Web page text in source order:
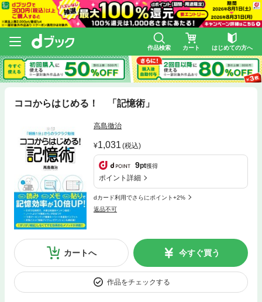
作品検索 カート はじめての方へ
ココからはじめる！ 「記憶術」
高島徹治
1,031 (税込)
9pt獲得
ポイント詳細
dカード利用でさらにポイント+2%
返品不可
カートへ 今すぐ買う
作品をチェックする